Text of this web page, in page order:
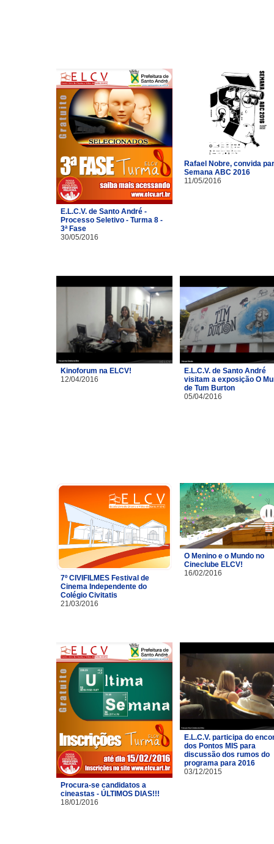
E.L.C.V. de Santo André -
Processo Seletivo - Turma 8 -
3ª Fase
30/05/2016
Rafael Nobre, convida
Semana ABC 2016
11/05/2016
Kinoforum na ELCV!
12/04/2016
E.L.C.V. de Santo André
visitam a exposição O
de Tum Burton
05/04/2016
7º CIVIFILMES Festival de
Cinema Independente do
Colégio Civitatis
21/03/2016
O Menino e o Mundo no
Cineclube ELCV!
16/02/2016
Procura-se candidatos a
cineastas - ÚLTIMOS DIAS!!!
18/01/2016
E.L.C.V. participa do
dos Pontos MIS para
discussão dos rumos do
programa para 2016
03/12/2015